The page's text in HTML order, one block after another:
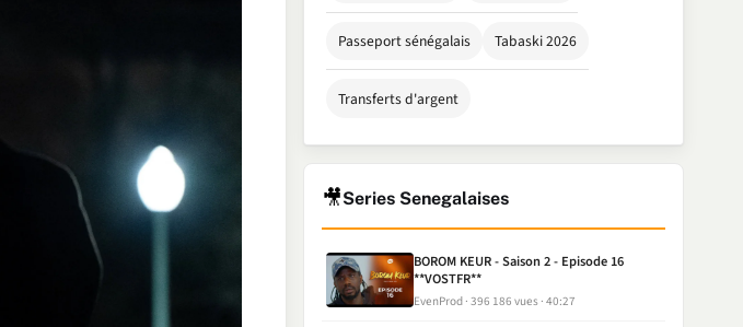
Passeport sénégalais Tabaski 2026
Transferts d'argent
🎥Series Senegalaises
BOROM KEUR - Saison 2 - Episode 16
**VOSTFR**
EvenProd 396 186 vues 40:27